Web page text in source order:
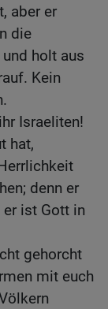
aber er
die
holt aus
Kein
Israeliten!
hat,
denn er
er ist Gott in
gehorcht
mit euch